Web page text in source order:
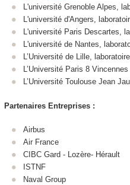
L'université Grenoble Alpes,
L'université d'Angers,
L'université Paris Descartes,
L'université de Nantes,
L’Université de Lille,
L’Université Paris 8
L’Université Toulouse Jean
Partenaires Entreprises :
Airbus
Air France
CIBC Gard - Lozère- Hérault
ISTNF
Naval Group